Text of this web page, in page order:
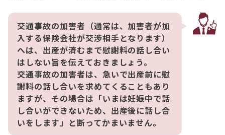
交通事故の加害者（通常は、加害者が加
入する保険会社が交渉相手となります）
へは、出産が済むまで慰謝料の話し合い
はしない旨を伝えておきましょう。
交通事故の加害者は、急いで出産前に慰
謝料の話し合いを求めてくることもあり
ますが、その場合は「いまは妊娠中で話
し合いができないため、出産後に話し合
いをします」と断ってかまいません。